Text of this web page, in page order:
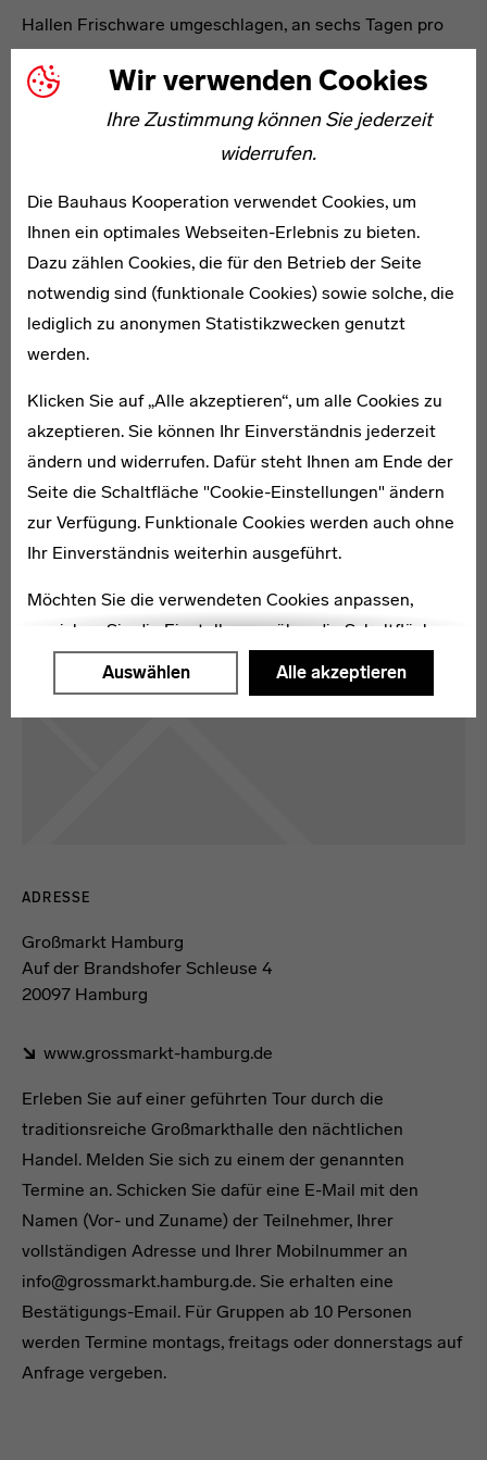
Wir verwenden Cookies
Ihre Zustimmung können Sie jederzeit
widerrufen.
Die Bauhaus Kooperation verwendet Cookies, um
Ihnen ein optimales Webseiten-Erlebnis zu bieten.
Dazu zählen Cookies, die für den Betrieb der Seite
notwendig sind (funktionale Cookies) sowie solche, die
lediglich zu anonymen Statistikzwecken genutzt
werden.
Klicken Sie auf „Alle akzeptieren“, um alle Cookies zu
akzeptieren. Sie können Ihr Einverständnis jederzeit
ändern und widerrufen. Dafür steht Ihnen am Ende der
Seite die Schaltfläche "Cookie-Einstellungen" ändern
zur Verfügung. Funktionale Cookies werden auch ohne
Ihr Einverständnis weiterhin ausgeführt.
Möchten Sie die verwendeten Cookies anpassen,
erreichen Sie die Einstellungen über die Schaltfläche
"Auswählen".
Auswählen Alle akzeptieren
Hallen Frischware umgeschlagen, an sechs Tagen pro
Woche zwischen zwei und neun Uhr, aktuell etwa 1,5
Millionen Tonnen pro Jahr. In der mittleren Halle sorgt
seit 2015 das „Mehr! Theater am Großmarkt“ mit Platz
für 3500 Zuschauer für Betrieb auch in den
Karte
Kontaktdaten und Öffnungszeiten
ADRESSE
Großmarkt Hamburg
Auf der Brandshofer Schleuse 4
20097 Hamburg
www.grossmarkt-hamburg.de
Erleben Sie auf einer geführten Tour durch die
traditionsreiche Großmarkthalle den nächtlichen
Handel. Melden Sie sich zu einem der genannten
Termine an. Schicken Sie dafür eine E-Mail mit den
Namen (Vor- und Zuname) der Teilnehmer, Ihrer
vollständigen Adresse und Ihrer Mobilnummer an
info@grossmarkt.hamburg.de. Sie erhalten eine
Bestätigungs-Email. Für Gruppen ab 10 Personen
werden Termine montags, freitags oder donnerstags auf
Anfrage vergeben.